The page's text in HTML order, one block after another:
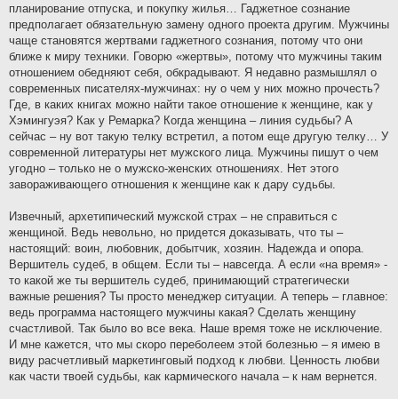
планирование отпуска, и покупку жилья… Гаджетное сознание
предполагает обязательную замену одного проекта другим. Мужчины
чаще становятся жертвами гаджетного сознания, потому что они
ближе к миру техники. Говорю «жертвы», потому что мужчины таким
отношением обедняют себя, обкрадывают. Я недавно размышлял о
современных писателях-мужчинах: ну о чем у них можно прочесть?
Где, в каких книгах можно найти такое отношение к женщине, как у
Хэмингуэя? Как у Ремарка? Когда женщина – линия судьбы? А
сейчас – ну вот такую телку встретил, а потом еще другую телку… У
современной литературы нет мужского лица. Мужчины пишут о чем
угодно – только не о мужско-женских отношениях. Нет этого
завораживающего отношения к женщине как к дару судьбы.
Извечный, архетипический мужской страх – не справиться с
женщиной. Ведь невольно, но придется доказывать, что ты –
настоящий: воин, любовник, добытчик, хозяин. Надежда и опора.
Вершитель судеб, в общем. Если ты – навсегда. А если «на время» -
то какой же ты вершитель судеб, принимающий стратегически
важные решения? Ты просто менеджер ситуации. А теперь – главное:
ведь программа настоящего мужчины какая? Сделать женщину
счастливой. Так было во все века. Наше время тоже не исключение.
И мне кажется, что мы скоро переболеем этой болезнью – я имею в
виду расчетливый маркетинговый подход к любви. Ценность любви
как части твоей судьбы, как кармического начала – к нам вернется.